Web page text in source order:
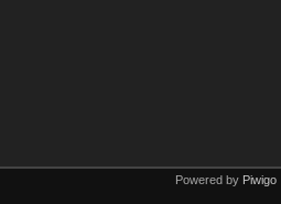
Powered by Piwigo